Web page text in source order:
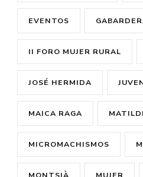
EVENTOS
II FORO MUJER RURAL
JOSÉ HERMIDA
MAICA RAGA
MICROMACHISMOS
MONTSIÀ MUJER